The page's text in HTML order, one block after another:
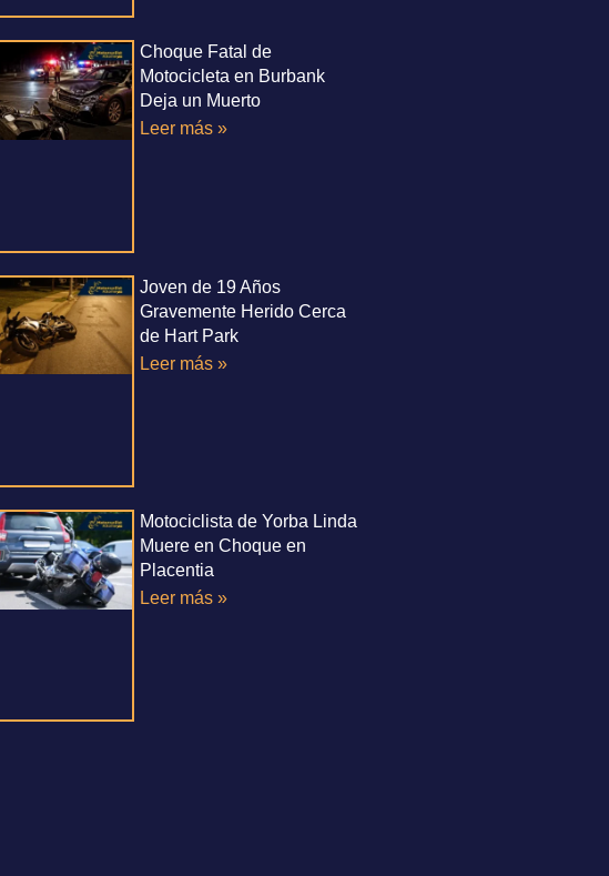
Choque Fatal de
Motocicleta en Burbank
Deja un Muerto
Leer más »
Joven de 19 Años
Gravemente Herido Cerca
de Hart Park
Leer más »
Motociclista de Yorba Linda
Muere en Choque en
Placentia
Leer más »